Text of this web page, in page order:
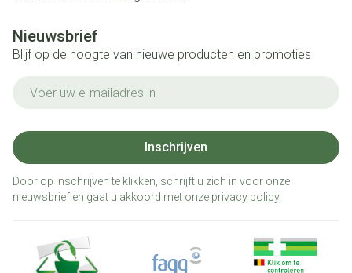
Nieuwsbrief
Blijf op de hoogte van nieuwe producten en promoties
Inschrijven
Door op inschrijven te klikken, schrijft u zich in voor onze
nieuwsbrief en gaat u akkoord met onze privacy policy.